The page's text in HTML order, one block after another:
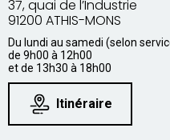
37, quai de l’Industrie
91200 ATHIS-MONS
Du lundi au samedi (selon
de 9h00 à 12h00
et de 13h30 à 18h00
Itinéraire